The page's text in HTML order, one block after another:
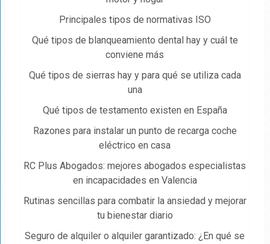
Principales tipos de normativas ISO
Qué tipos de blanqueamiento dental hay y cuál te
conviene más
Qué tipos de sierras hay y para qué se utiliza cada
una
Qué tipos de testamento existen en España
Razones para instalar un punto de recarga coche
eléctrico en casa
RC Plus Abogados: mejores abogados especialistas
en incapacidades en Valencia
Rutinas sencillas para combatir la ansiedad y mejorar
tu bienestar diario
Seguro de alquiler o alquiler garantizado: ¿En qué se